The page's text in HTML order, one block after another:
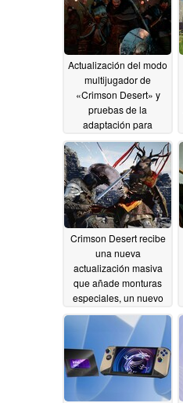
Actualización del modo
multijugador de
«Crimson Desert» y
pruebas de la
adaptación para
Switch 2; «Peal Abyss»
habla de sus planes
07/09/2026
Crimson Desert recibe
una nueva
actualización masiva
que añade monturas
especiales, un nuevo
sistema de extracción y
mucho más05/12/2026